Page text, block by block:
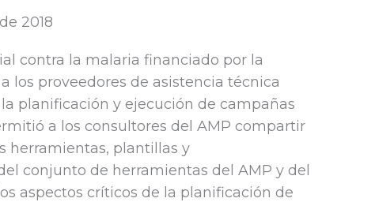
2018
contra la malaria financiado por la
los proveedores de asistencia técnica
planificación y ejecución de campañas
a los consultores del AMP compartir
herramientas, plantillas y
conjunto de herramientas del AMP y del
aspectos críticos de la planificación de